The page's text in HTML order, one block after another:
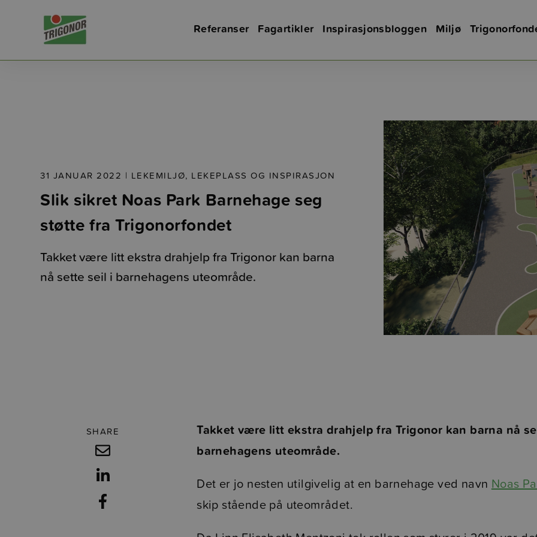
Referanser Fagartikler Inspirasjonsbloggen Miljø
31 JANUAR 2022 | LEKEMILJØ, LEKEPLASS OG INSPIRASJON
Slik sikret Noas Park Barnehage seg
støtte fra Trigonorfondet
Takket være litt ekstra drahjelp fra Trigonor kan barna
nå sette seil i barnehagens uteområde.
SHARE
Takket være litt ekstra drahjelp fra Trigonor kan barna nå
barnehagens uteområde.
Det er jo nesten utilgivelig at en barnehage ved navn Noas
skip stående på uteområdet.